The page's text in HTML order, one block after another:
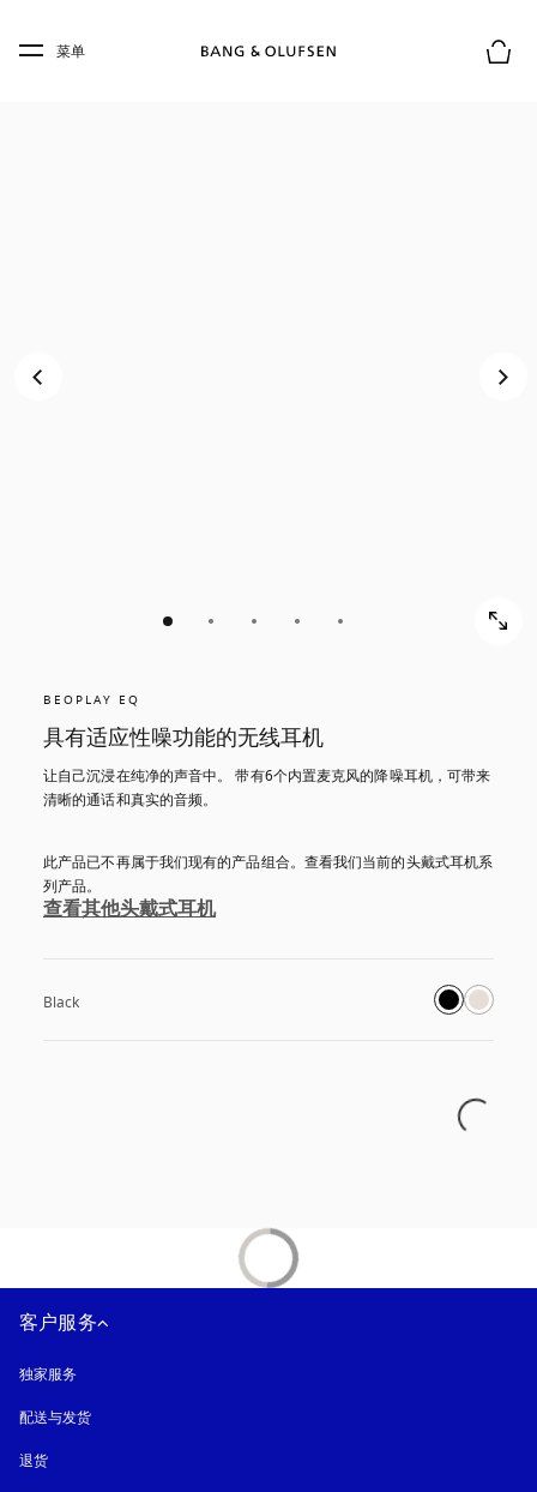
Skip to main footer
菜单
BEOPLAY EQ
具有适应性噪功能的无线耳机
让自己沉浸在纯净的声音中。 带有6个内置麦克风的降噪耳机，可带来
清晰的通话和真实的音频。
此产品已不再属于我们现有的产品组合。查看我们当前的头戴式耳机系
列产品。
查看其他头戴式耳机
Black
客户服务
独家服务
配送与发货
退货